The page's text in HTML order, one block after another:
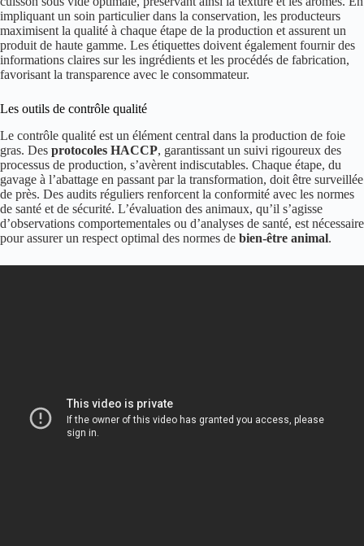
impliquant un soin particulier dans la conservation, les producteurs
maximisent la qualité à chaque étape de la production et assurent un
produit de haute gamme. Les étiquettes doivent également fournir des
informations claires sur les ingrédients et les procédés de fabrication,
favorisant la transparence avec le consommateur.
Les outils de contrôle qualité
Le contrôle qualité est un élément central dans la production de foie
gras. Des protocoles HACCP, garantissant un suivi rigoureux des
processus de production, s’avèrent indiscutables. Chaque étape, du
gavage à l’abattage en passant par la transformation, doit être surveillée
de près. Des audits réguliers renforcent la conformité avec les normes
de santé et de sécurité. L’évaluation des animaux, qu’il s’agisse
d’observations comportementales ou d’analyses de santé, est nécessaire
pour assurer un respect optimal des normes de bien-être animal.